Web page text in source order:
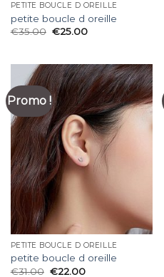
PETITE BOUCLE D OREILLE
petite boucle d oreille
€35.00 €25.00
Promo !
PETITE BOUCLE D OREILLE
petite boucle d oreille
€31.00 €22.00